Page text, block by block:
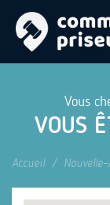
Vous
VOUS
Accueil